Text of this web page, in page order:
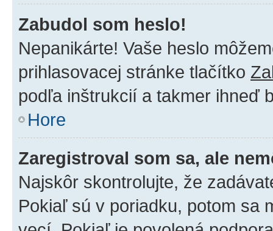
Zabudol som heslo!
Nepanikárte! Vaše heslo
prihlasovacej stránke tlačítko
podľa inštrukcií a takmer ihneď
Hore
Zaregistroval som sa, ale
Najskôr skontrolujte, že
Pokiaľ sú v poriadku, potom sa